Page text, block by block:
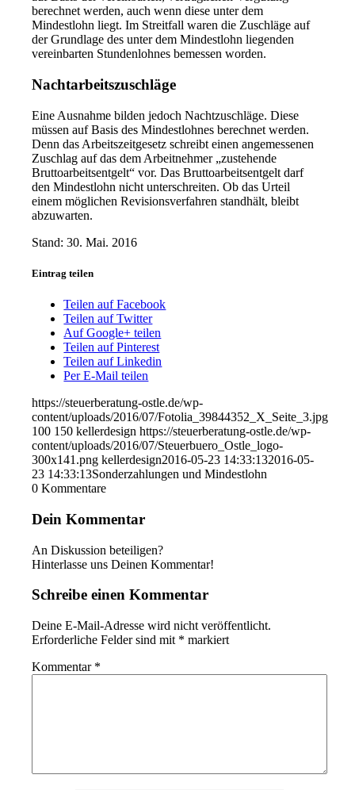
berechnet werden, auch wenn diese unter dem
Mindestlohn liegt. Im Streitfall waren die Zuschläge auf
der Grundlage des unter dem Mindestlohn liegenden
vereinbarten Stundenlohnes bemessen worden.
Nachtarbeitszuschläge
Eine Ausnahme bilden jedoch Nachtzuschläge. Diese
müssen auf Basis des Mindestlohnes berechnet werden.
Denn das Arbeitszeitgesetz schreibt einen angemessenen
Zuschlag auf das dem Arbeitnehmer „zustehende
Bruttoarbeitsentgelt“ vor. Das Bruttoarbeitsentgelt darf
den Mindestlohn nicht unterschreiten. Ob das Urteil
einem möglichen Revisionsverfahren standhält, bleibt
abzuwarten.
Stand: 30. Mai. 2016
Eintrag teilen
Teilen auf Facebook
Teilen auf Twitter
Auf Google+ teilen
Teilen auf Pinterest
Teilen auf Linkedin
Per E-Mail teilen
https://steuerberatung-ostle.de/wp-
content/uploads/2016/07/Fotolia_39844352_X_Seite_3.jpg
100 150 kellerdesign https://steuerberatung-ostle.de/wp-
content/uploads/2016/07/Steuerbuero_Ostle_logo-
300x141.png kellerdesign2016-05-23 14:33:132016-05-
23 14:33:13Sonderzahlungen und Mindestlohn
0 Kommentare
Dein Kommentar
An Diskussion beteiligen?
Hinterlasse uns Deinen Kommentar!
Schreibe einen Kommentar
Deine E-Mail-Adresse wird nicht veröffentlicht.
Erforderliche Felder sind mit * markiert
Kommentar *